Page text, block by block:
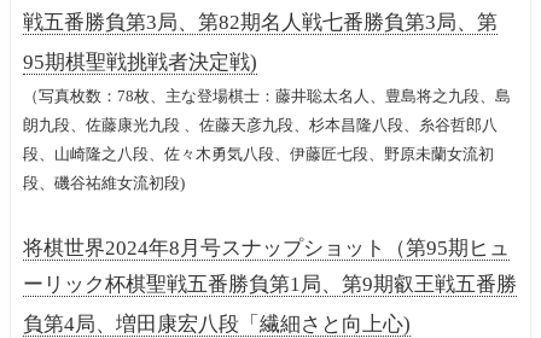
戦五番勝負第3局、第82期名人戦七番勝負第3局、第
95期棋聖戦挑戦者決定戦)
（写真枚数：78枚、主な登場棋士：藤井聡太名人、豊島将之九段、島
朗九段、佐藤康光九段 、佐藤天彦九段、杉本昌隆八段、糸谷哲郎八
段、山崎隆之八段、佐々木勇気八段、伊藤匠七段、野原未蘭女流初
段、磯谷祐維女流初段)
将棋世界2024年8月号スナップショット（第95期ヒュ
ーリック杯棋聖戦五番勝負第1局、第9期叡王戦五番勝
負第4局、増田康宏八段「繊細さと向上心)